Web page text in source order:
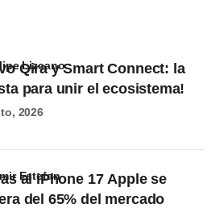
Qira y Smart Connect: la
para unir el ecosistema!
Lizcano
2026
al iPhone 17 Apple se
del 65% del mercado
Estefan